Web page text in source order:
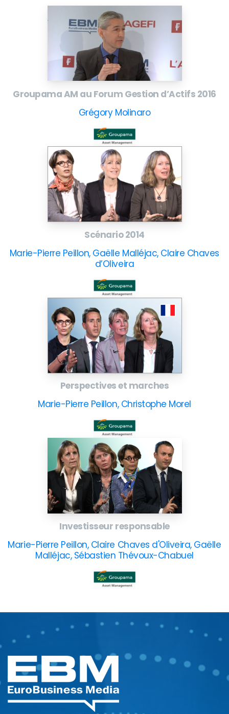
Groupama AM au Forum Gestion d’Actifs 2016
Grégory Molinaro
Scénario 2014
Marie-Pierre Peillon, Gaëlle Malléjac, Claire Chaves
d’Oliveira
Perspectives et marches
Marie-Pierre Peillon, Christophe Morel
Investisseur responsable
Marie-Pierre Peillon, Claire Chaves d'Oliveira, Gaëlle
Malléjac, Sébastien Thévoux-Chabuel